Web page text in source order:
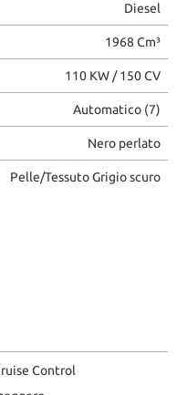
Diesel
1968 Cm³
110 KW / 150 CV
Automatico (7)
Nero perlato
Pelle/Tessuto Grigio scuro
Control